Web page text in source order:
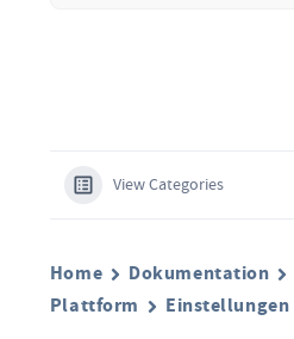
View Categories
Home Dokumentation
Plattform
Einstellungen